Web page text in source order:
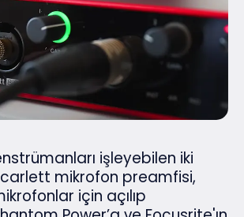
işleyebilen iki
mikrofon preamfisi,
için açılıp